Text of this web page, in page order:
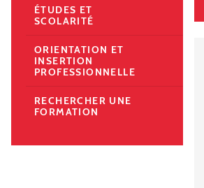
ÉTUDES ET
SCOLARITÉ
ORIENTATION ET
INSERTION
PROFESSIONNELLE
RECHERCHER UNE
FORMATION